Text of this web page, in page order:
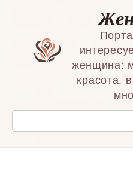
женщина:
красота,
Поиск: